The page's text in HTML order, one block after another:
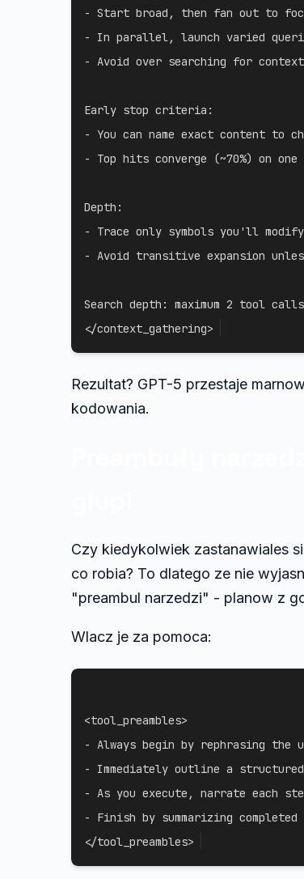
- Start broad, then fan out to
- In parallel, launch varied
- Avoid over searching for context
Early stop criteria:
- You can name exact content to
- Top hits converge (~70%) on one
Depth:
- Trace only symbols you'll
- Avoid transitive expansion
Search depth: maximum 2 tool
</context_gathering>
Rezultat? GPT-5 przestaje
kodowania.
Czy kiedykolwiek zastanawiales
co robia? To dlatego ze nie
"preambul narzedzi" - planow z
Wlacz je za pomoca:
<tool_preambles>
- Always begin by rephrasing the
- Immediately outline a
- As you execute, narrate each
- Finish by summarizing
</tool_preambles>